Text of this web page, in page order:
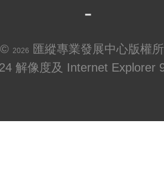
© 2026
匯縱專業發展中心版權
解像度及 Internet Explorer